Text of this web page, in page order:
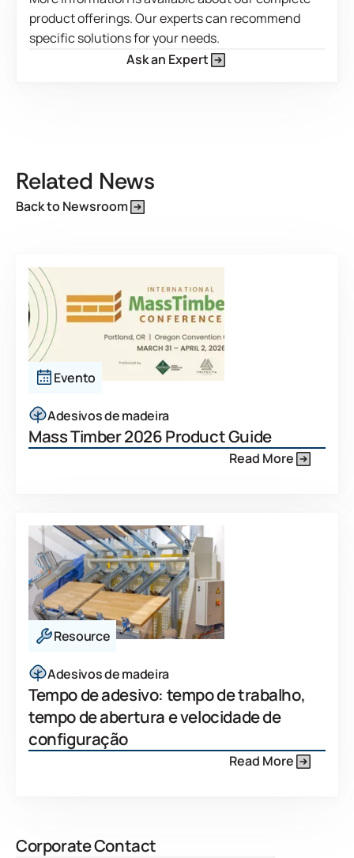
Corporate Contact
aplicações de radiofrequência, prensa a quente e prensa a
frio.
View Product Features
product offerings. Our experts can recommend
specific solutions for your needs.
Ask an Expert
Related News
Back to Newsroom
Evento
Adesivos de madeira
Mass Timber 2026 Product Guide
Read More
Resource
Adesivos de madeira
Tempo de adesivo: tempo de trabalho,
tempo de abertura e velocidade de
configuração
Read More